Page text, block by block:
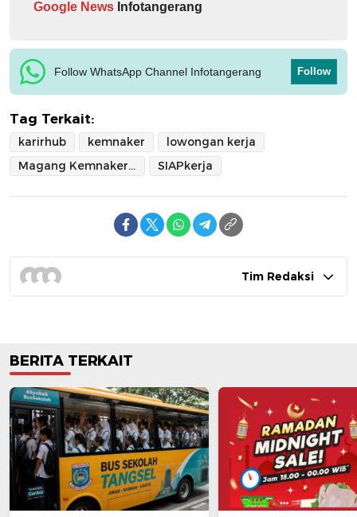
Google News Infotangerang
Follow WhatsApp Channel Infotangerang Follow
Tag Terkait:
karirhub kemnaker
lowongan kerja
Magang Kemnaker 2025
SIAPkerja
Tim Redaksi
BERITA TERKAIT